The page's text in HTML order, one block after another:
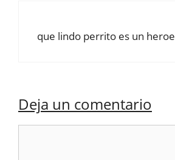
que lindo perrito es un heroe
Deja un comentario